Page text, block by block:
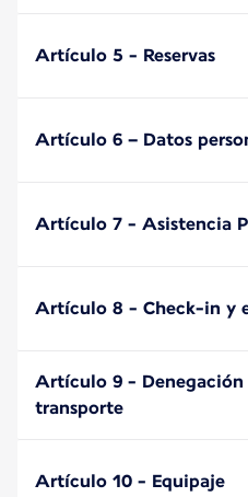
Artículo 5 - Reservas
Artículo 6 – Datos
Artículo 7 - Asistencia
Artículo 8 - Check-in y
Artículo 9 -
transporte
Artículo 10 - Equipaje